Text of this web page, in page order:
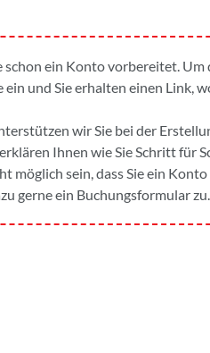
schon ein Konto vorbereitet.
und Sie erhalten einen Link,
wir Sie bei der
Ihnen wie Sie Schritt
möglich sein, dass Sie ein
gerne ein Buchungsformular